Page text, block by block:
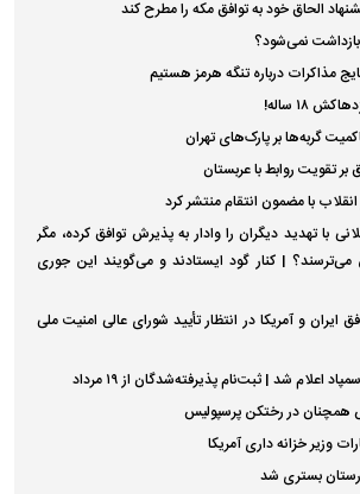
الحاق خود به توافق مکه را مطرح کند
بازداشت نمی‌شود؟
مذاکرات درباره تنگه هرمز هستیم
۱۸ ساله!
گربه‌ها بر پارک‌های تهران
تقویت روابط با عربستان
با مضمون انتقام منتشر کرد
با تهدید دیگران را وادار به پذیرش توافق کرده، مگر
می‌ترسند؟ | کنار گود ایستادند و می‌گویند این جوری
ایران و آمریکا در انتظار تأیید شورای عالی امنیت ملی
اعلام شد | ثبت‌نام پذیرفته‌شدگان از ۱۹ مرداد
همچنان در رختکن پرسپولیس
وزیر خزانه داری آمریکا
بستری شد